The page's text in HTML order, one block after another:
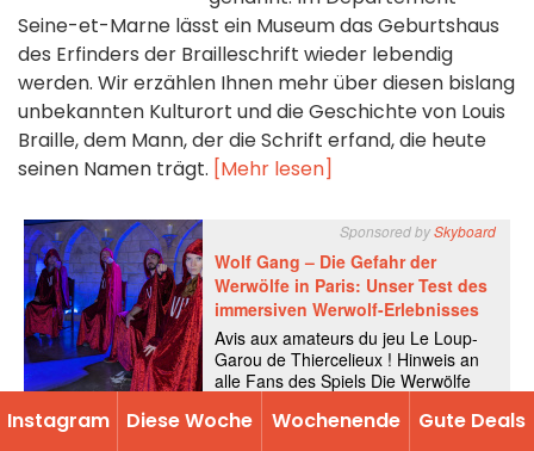
Seine-et-Marne lässt ein Museum das Geburtshaus
des Erfinders der Brailleschrift wieder lebendig
werden. Wir erzählen Ihnen mehr über diesen bislang
unbekannten Kulturort und die Geschichte von Louis
Braille, dem Mann, der die Schrift erfand, die heute
seinen Namen trägt. [Mehr lesen]
Instagram Diese Woche Wochenende Gute Deals